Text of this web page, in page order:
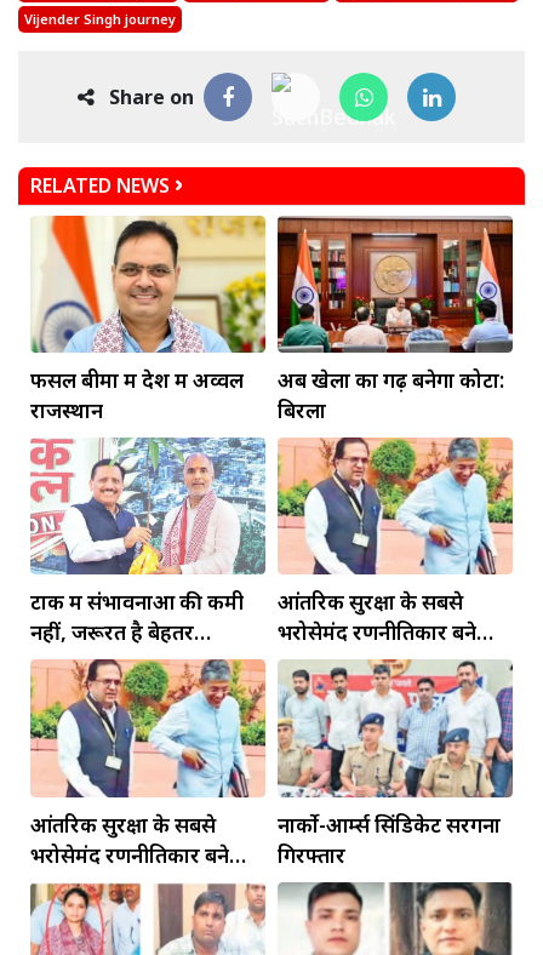
Vijender Singh journey
Share on
RELATED NEWS
फसल बीमा में देश में अव्वल
राजस्थान
अब खेलों का गढ़ बनेगा कोटा:
बिरला
टोंक में संभावनाओं की कमी
नहीं, जरूरत है बेहतर
इंफ्रास्ट्रक्चर की
आंतरिक सुरक्षा के सबसे
भरोसेमंद रणनीतिकार बने
रहेंगे गोविंद मोहन
आंतरिक सुरक्षा के सबसे
भरोसेमंद रणनीतिकार बने
रहेंगे गोविंद मोहन
नार्को-आर्म्स सिंडिकेट सरगना
गिरफ्तार